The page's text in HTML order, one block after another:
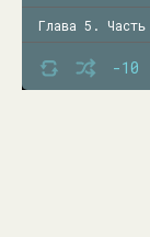
-10
Глава 5.
Глава 5. Часть
Глава 6.